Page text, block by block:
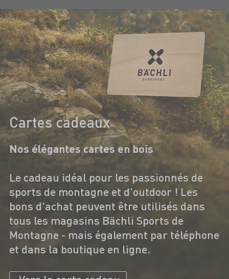
Cartes cadeaux
Nos élégantes cartes en bois
Le cadeau idéal pour les passionnés de
sports de montagne et d'outdoor ! Les
bons d'achat peuvent être utilisés dans
tous les magasins Bächli Sports de
Montagne - mais également par téléphone
et dans la boutique en ligne.